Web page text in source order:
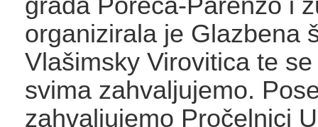
organizirala je Glazbena
Vlašimsky Virovitica te
svima zahvaljujemo.
zahvaljujemo Pročelnici